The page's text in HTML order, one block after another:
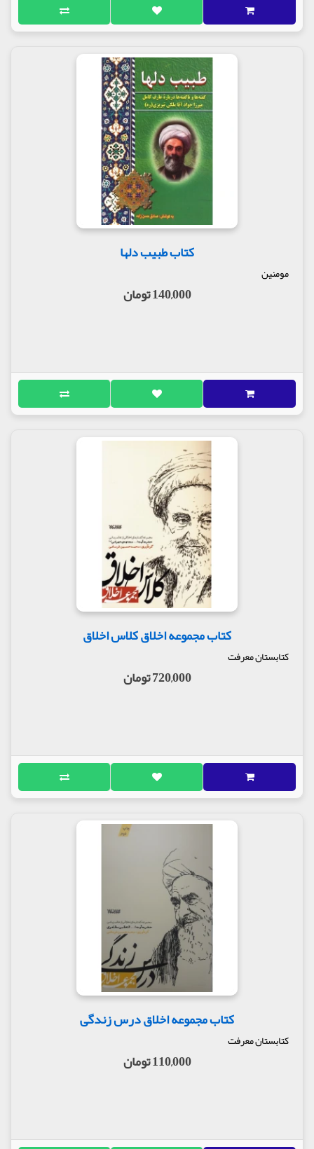
کتاب طبیب دلها
مومنین
140,000 تومان
کتاب مجموعه اخلاق کلاس اخلاق
کتابستان معرفت
720,000 تومان
کتاب مجموعه اخلاق درس زندگی
کتابستان معرفت
110,000 تومان